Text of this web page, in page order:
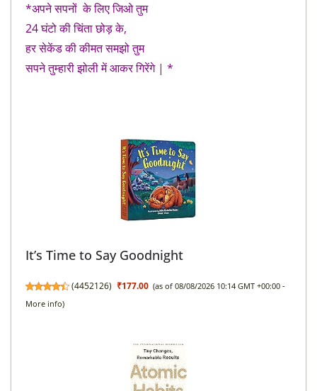
*अपने सपनों के लिए जिओ तुम
24 घंटो की चिंताछोड़के,
हर सेकेंड की कीमत समझो तुम
सपने तुम्हारी झोली में आकर गिरेंगे | *
It’s Time to Say Goodnight
(4452126) ₹177.00 (as of 08/08/2026 10:14 GMT +00:00 -
More info)